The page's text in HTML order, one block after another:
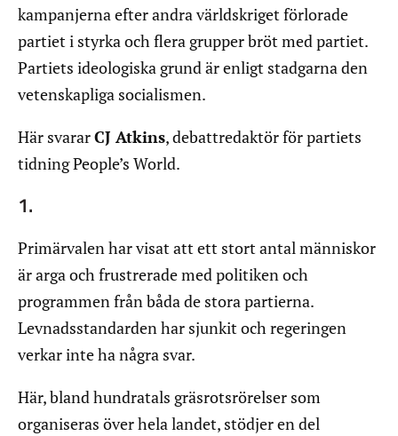
kampanjerna efter andra världskriget förlorade
partiet i styrka och flera grupper bröt med partiet.
Partiets ideologiska grund är enligt stadgarna den
vetenskapliga socialismen.
Här svararCJ Atkins, debattredaktör för partiets
tidning People’s World.
1.
Primärvalen har visat att ett stort antal människor
är arga och frustrerade med politiken och
programmen från båda de stora partierna.
Levnadsstandarden har sjunkit och regeringen
verkar inte ha några svar.
Här, bland hundratals gräsrotsrörelser som
organiseras över hela landet, stödjer en del